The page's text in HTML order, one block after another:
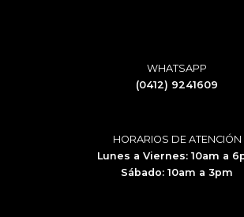
WHATSAPP
(0412) 9241609
HORARIOS DE ATENCIÓN
Lunes a Viernes: 10am a
Sábado: 10am a 3pm